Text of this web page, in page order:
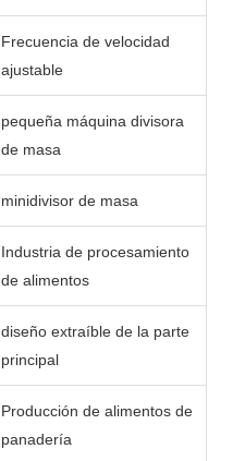
Frecuencia de velocidad
ajustable
pequeña máquina divisora ​​
de masa
minidivisor de masa
Industria de procesamiento
de alimentos
diseño extraíble de la parte
principal
Producción de alimentos de
panadería